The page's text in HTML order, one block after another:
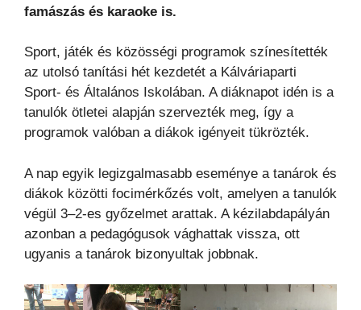
famászás és karaoke is.
Sport, játék és közösségi programok színesítették
az utolsó tanítási hét kezdetét a Kálváriaparti
Sport- és Általános Iskolában. A diáknapot idén is a
tanulók ötletei alapján szervezték meg, így a
programok valóban a diákok igényeit tükrözték.
A nap egyik legizgalmasabb eseménye a tanárok és
diákok közötti focimérkőzés volt, amelyen a tanulók
végül 3–2-es győzelmet arattak. A kézilabdapályán
azonban a pedagógusok vághattak vissza, ott
ugyanis a tanárok bizonyultak jobbnak.